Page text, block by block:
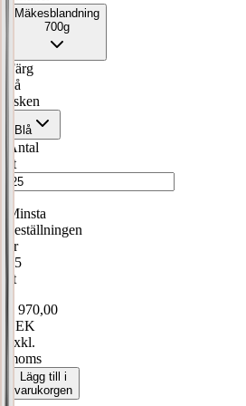
Mäkesblandning
700g
Färg
på
asken
Blå
Antal
st
Minsta
beställningen
är
25
st
6 970,00
SEK
exkl.
moms
Lägg till i
varukorgen